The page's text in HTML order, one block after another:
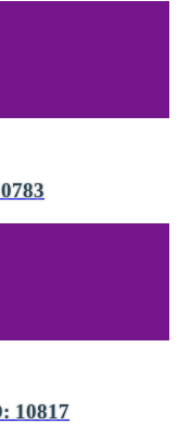
10817